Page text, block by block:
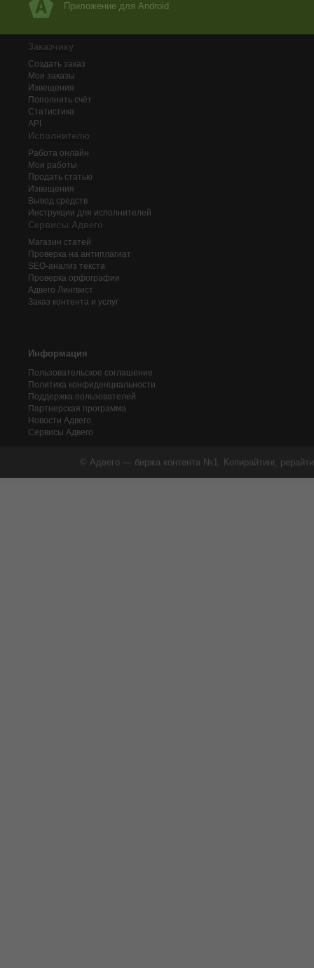
Приложение для Android
Заказчику
Создать заказ
Мои заказы
Извещения
Пополнить счёт
Статистика
API
Исполнителю
Работа онлайн
Мои работы
Продать статью
Извещения
Вывод средств
Инструкции для исполнителей
Сервисы Адвего
Магазин статей
Проверка на антиплагиат
SEO-анализ текста
Проверка орфографии
Адвего Лингвист
Заказ контента и услуг
Информация
Пользовательское соглашение
Политика конфиденциальности
Поддержка пользователей
Партнерская программа
Новости Адвего
Сервисы Адвего
© Адвего — биржа контента №1. Копирайтинг,